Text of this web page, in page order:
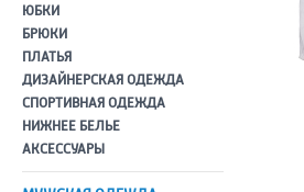
ЮБКИ
БРЮКИ
ПЛАТЬЯ
ДИЗАЙНЕРСКАЯ ОДЕЖДА
СПОРТИВНАЯ ОДЕЖДА
НИЖНЕЕ БЕЛЬЕ
АКСЕССУАРЫ